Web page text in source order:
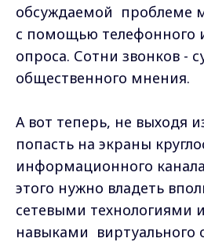
обсуждаемой проблеме
с помощью телефонного
опроса. Сотни звонков -
общественного мнения.
А вот теперь, не выходя
попасть на экраны
информационного канала
этого нужно владеть
сетевыми технологиями
навыками